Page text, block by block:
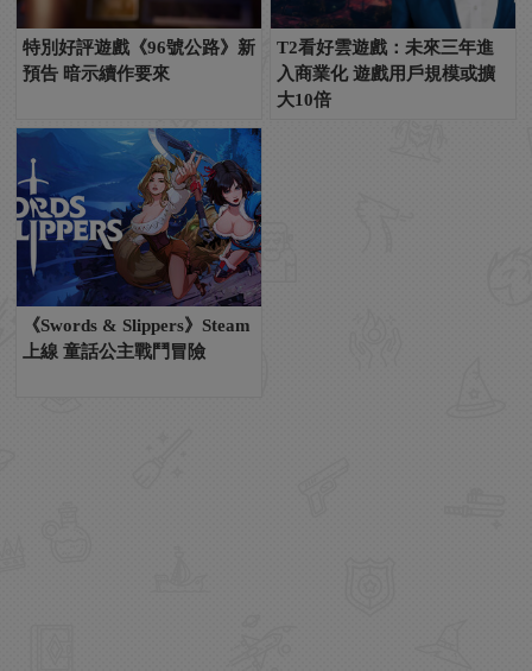
特別好評遊戲《96號公路》新
預告 暗示續作要來
T2看好雲遊戲：未來三年進
入商業化 遊戲用戶規模或擴
大10倍
《Swords & Slippers》Steam
上線 童話公主戰鬥冒險